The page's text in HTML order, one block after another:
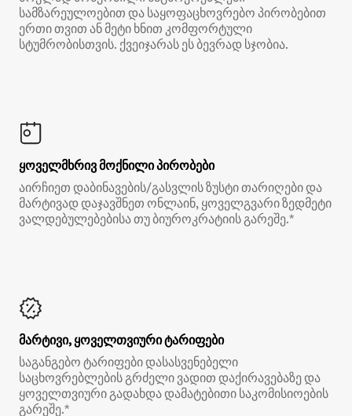
სამზარეულოებით და საყოფაცხოვრებო პირობებით
ერთი თვით ან მეტი ხნით კომფორტული
სტუმრობისთვის. ქვეიჯარას ეს ბევრად სჯობია.
ყოველმხრივ მოქნილი პირობები
აირჩიეთ დაბინავების/გასვლის ზუსტი თარიღები და
მარტივად დაჯავშნეთ ონლაინ, ყოველგვარი ზედმეტი
ვალდებულებებისა თუ ბიუროკრატიის გარეშე.*
მარტივი, ყოველთვიური ტარიფები
საგანგებო ტარიფები დასასვენებელი
საცხოვრებლების გრძელი ვადით დაქირავებაზე და
ყოველთვიური გადახდა დამატებითი საკომისიოების
გარეშე.*